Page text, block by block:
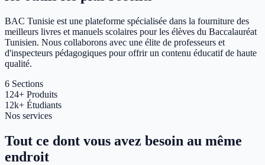
BAC Tunisie est une plateforme spécialisée dans la fourniture des
meilleurs livres et manuels scolaires pour les élèves du Baccalauréat
Tunisien. Nous collaborons avec une élite de professeurs et
d'inspecteurs pédagogiques pour offrir un contenu éducatif de haute
qualité.
6 Sections
124+ Produits
12k+ Étudiants
Nos services
Tout ce dont vous avez besoin au même
endroit